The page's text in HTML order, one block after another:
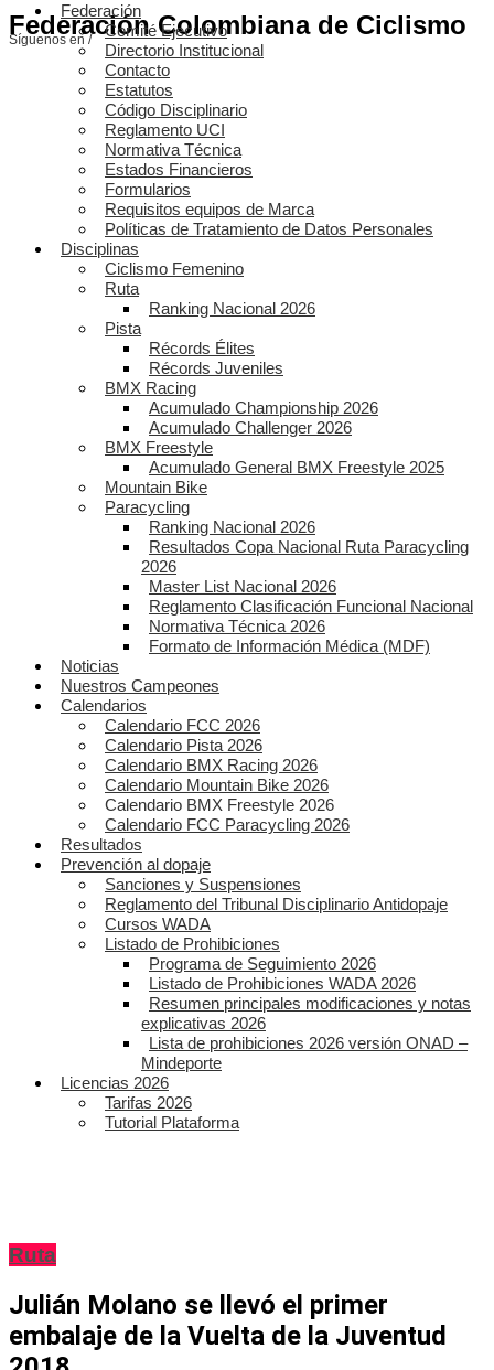
Federación Colombiana de Ciclismo
Síguenos en /
Federación
Comité Ejecutivo
Directorio Institucional
Contacto
Estatutos
Código Disciplinario
Reglamento UCI
Normativa Técnica
Estados Financieros
Formularios
Requisitos equipos de Marca
Políticas de Tratamiento de Datos Personales
Disciplinas
Ciclismo Femenino
Ruta
Ranking Nacional 2026
Pista
Récords Élites
Récords Juveniles
BMX Racing
Acumulado Championship 2026
Acumulado Challenger 2026
BMX Freestyle
Acumulado General BMX Freestyle 2025
Mountain Bike
Paracycling
Ranking Nacional 2026
Resultados Copa Nacional Ruta Paracycling
2026
Master List Nacional 2026
Reglamento Clasificación Funcional Nacional
Normativa Técnica 2026
Formato de Información Médica (MDF)
Noticias
Nuestros Campeones
Calendarios
Calendario FCC 2026
Calendario Pista 2026
Calendario BMX Racing 2026
Calendario Mountain Bike 2026
Calendario BMX Freestyle 2026
Calendario FCC Paracycling 2026
Resultados
Prevención al dopaje
Sanciones y Suspensiones
Reglamento del Tribunal Disciplinario Antidopaje
Cursos WADA
Listado de Prohibiciones
Programa de Seguimiento 2026
Listado de Prohibiciones WADA 2026
Resumen principales modificaciones y notas
explicativas 2026
Lista de prohibiciones 2026 versión ONAD –
Mindeporte
Licencias 2026
Tarifas 2026
Tutorial Plataforma
Ruta
Julián Molano se llevó el primer
embalaje de la Vuelta de la Juventud